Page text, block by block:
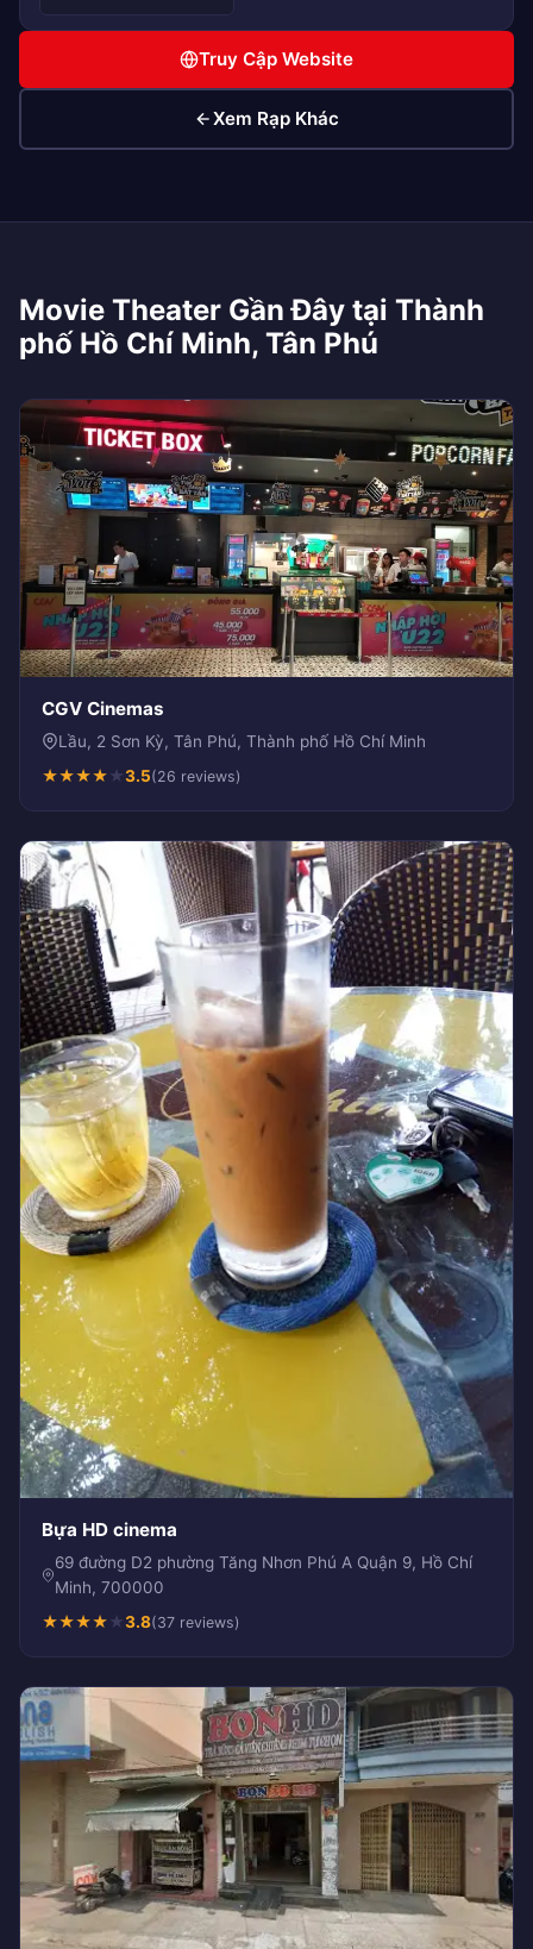
Truy Cập Website
Xem Rạp Khác
Movie Theater Gần Đây tại Thành
phố Hồ Chí Minh, Tân Phú
CGV Cinemas
Lầu, 2 Sơn Kỳ, Tân Phú, Thành phố Hồ Chí Minh
★★★★★3.5(26 reviews)
Bựa HD cinema
69 đường D2 phường Tăng Nhơn Phú A Quận 9, Hồ Chí
Minh, 700000
★★★★★3.8(37 reviews)